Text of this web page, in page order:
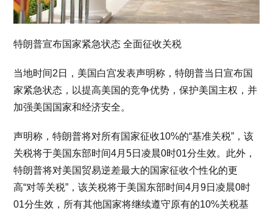
特朗普宣布国家紧急状态 全面征收关税
当地时间2日，美国白宫发表声明称，特朗普当日宣布国
家紧急状态，以提高美国的竞争优势，保护美国主权，并
加强美国国家和经济安全。
声明称，特朗普将对所有国家征收10%的“基准关税”，该
关税将于美国东部时间4月5日凌晨0时01分生效。此外，
特朗普将对美国贸易逆差最大的国家征收个性化的更
高“对等关税”，该关税将于美国东部时间4月9日凌晨0时
01分生效，所有其他国家将继续遵守原有的10%关税基